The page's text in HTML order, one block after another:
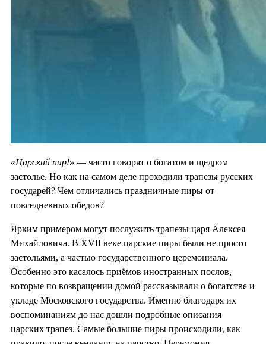
«Царский пир!» — часто говорят о богатом и щедром
застолье. Но как на самом деле проходили трапезы русских
государей? Чем отличались праздничные пиры от
повседневных обедов?
Ярким примером могут послужить трапезы царя Алексея
Михайловича. В XVII веке царские пиры были не просто
застольями, а частью государственного церемониала.
Особенно это касалось приёмов иностранных послов,
которые по возвращении домой рассказывали о богатстве и
укладе Московского государства. Именно благодаря их
воспоминаниям до нас дошли подробные описания
царских трапез. Самые большие пиры происходили, как